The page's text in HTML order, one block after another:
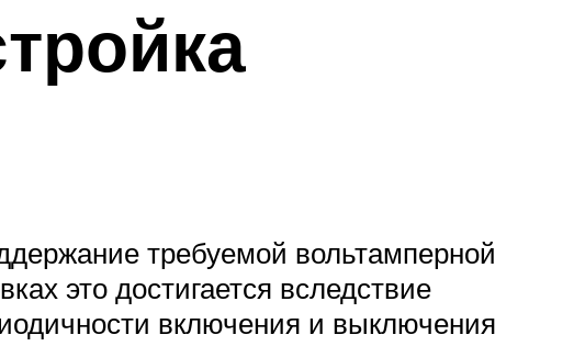
требуемой вольтамперной
это достигается вследствие
включения и выключения